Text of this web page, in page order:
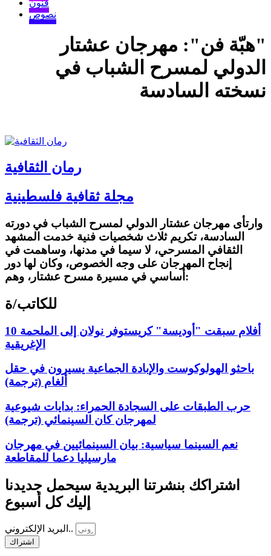
فنون
نصوص
"هبّة فن": مهرجان عشتار
الدولي لمسرح الشباب في
نسخته السادسة
رمان الثقافية
مجلة ثقافية فلسطينية
وارتأى مهرجان عشتار الدولي لمسرح الشباب في دورته
السادسة، تكريم ثلاث شخصيات فنية خدمت المشهد
الثقافي المسرحي، لا سيما في مدنها، وساهمت في
إنجاح المهرجان على وجه الخصوص، وكان لها دور
أساسي في مسيرة مسرح عشتار، وهم:
للكاتب/ة
10 أفلام سبقت "أوديسة" كريستوفر نولان إلى الملحمة
الإغريقية
باحثو الهولوكوست والإبادة الجماعية يسيرون في حقل
ألغام (ترجمة)
حرب الطبقات على السجادة الحمراء: بدايات شيوعية
لمهرجان كان السينمائي (ترجمة)
نعم السينما سياسية: بيان السينمائيين في مهرجان
مارسيليا دعما للمقاطعة
اشتراكك بنشرتنا البريدية سيحمل جديدنا
إليك كل أسبوع
البريد الإلكتروني..
اشتراك